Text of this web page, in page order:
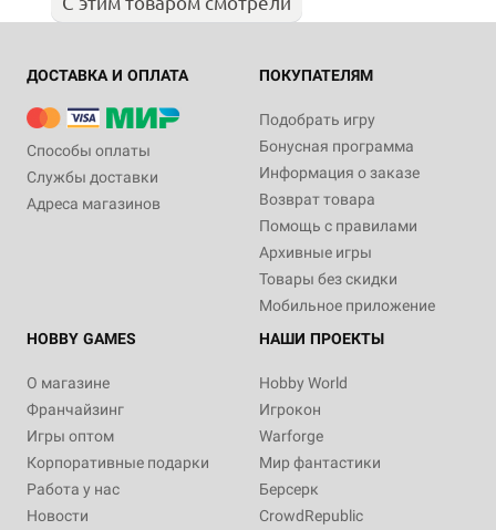
ДОСТАВКА И ОПЛАТА
Способы оплаты
Службы доставки
Адреса магазинов
ПОКУПАТЕЛЯМ
Подобрать игру
Бонусная программа
Информация о заказе
Возврат товара
Помощь с правилами
Архивные игры
Товары без скидки
Мобильное приложение
HOBBY GAMES
О магазине
Франчайзинг
Игры оптом
Корпоративные подарки
Работа у нас
Новости
НАШИ ПРОЕКТЫ
Hobby World
Игрокон
Warforge
Мир фантастики
Берсерк
CrowdRepublic